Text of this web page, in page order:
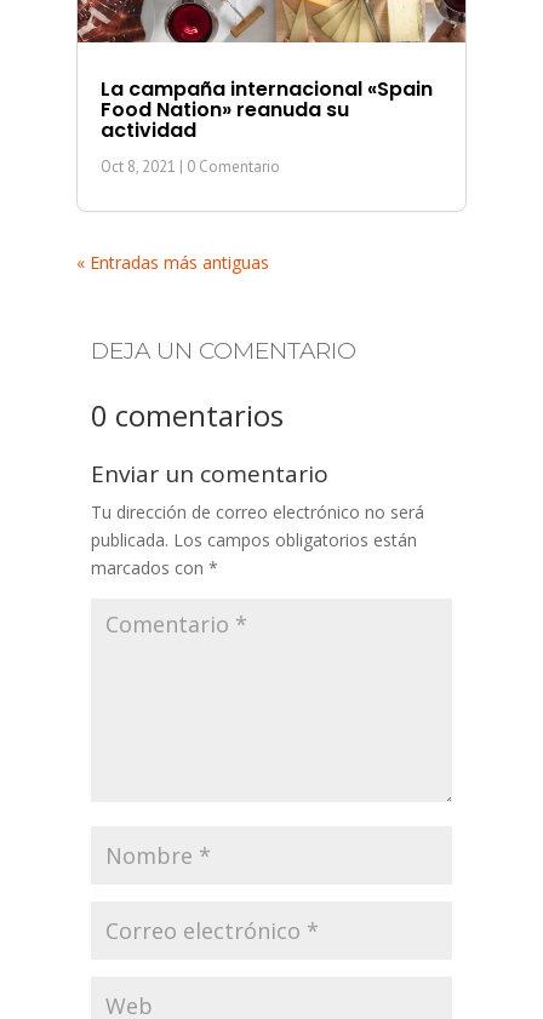
La campaña internacional «Spain
Food Nation» reanuda su
actividad
Oct 8, 2021 | 0 Comentario
« Entradas más antiguas
DEJA UN COMENTARIO
0 comentarios
Enviar un comentario
Tu dirección de correo electrónico no será
publicada. Los campos obligatorios están
marcados con *